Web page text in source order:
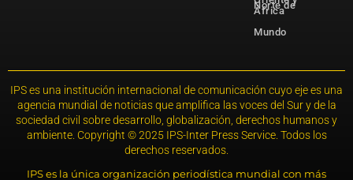
Norte de
África
Mundo
IPS es una institución internacional de comunicación cuyo eje es una
agencia mundial de noticias que amplifica las voces del Sur y de la
sociedad civil sobre desarrollo, globalización, derechos humanos y
ambiente. Copyright © 2025 IPS-Inter Press Service. Todos los
derechos reservados.
IPS es la única organización periodística mundial con más